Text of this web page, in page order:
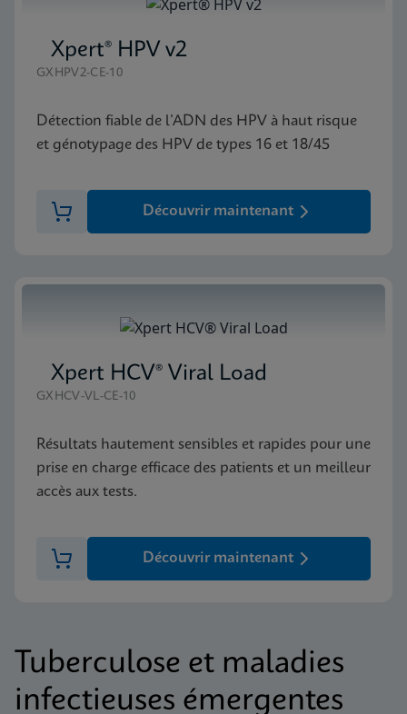
Xpert® HPV v2
GXHPV2-CE-10
Détection fiable de l’ADN des HPV à haut risque
et génotypage des HPV de types 16 et 18/45
Découvrir maintenant
Xpert HCV® Viral Load
GXHCV-VL-CE-10
Résultats hautement sensibles et rapides pour une
prise en charge efficace des patients et un meilleur
accès aux tests.
Découvrir maintenant
Tuberculose et maladies
infectieuses émergentes